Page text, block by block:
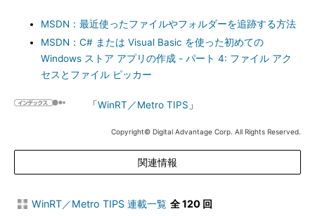
MSDN：最近使ったファイルやフォルダーを追跡する方法
MSDN：C# または Visual Basic を使った初めての
Windows ストア アプリの作成 - パート 4: ファイル アク
セスとファイル ピッカー
「WinRT／Metro TIPS 」
Copyright© Digital Advantage Corp. All Rights Reserved.
関連情報
WinRT／Metro TIPS 連載一覧 全 120 回